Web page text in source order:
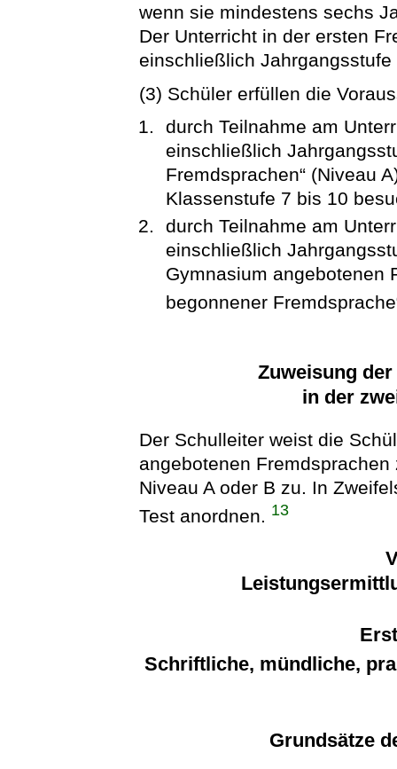
wenn sie mindestens sechs
Der Unterricht in der ersten
einschließlich
(3) Schüler erfüllen die
durch Teilnahme am
einschließlich
Fremdsprachen“ (Niveau
Klassenstufe 7 bis 10
durch Teilnahme am
einschließlich
Gymnasium angebotenen
begonnener
Zuweisung
in der
Der Schulleiter weist die
angebotenen
Niveau A oder B zu. In
Test anordnen. 13
Schriftliche, mündliche,
Grundsätze